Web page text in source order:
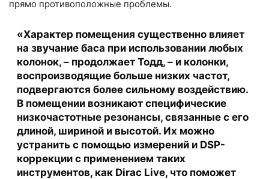
прямо противоположные проблемы.
«Характер помещения существенно влияет
на звучание баса при использовании любых
колонок, – продолжает Тодд, – и колонки,
воспроизводящие больше низких частот,
подвергаются более сильному воздействию.
В помещении возникают специфические
низкочастотные резонансы, связанные с его
длиной, шириной и высотой. Их можно
устранить с помощью измерений и DSP-
коррекции с применением таких
инструментов, как Dirac Live, что поможет